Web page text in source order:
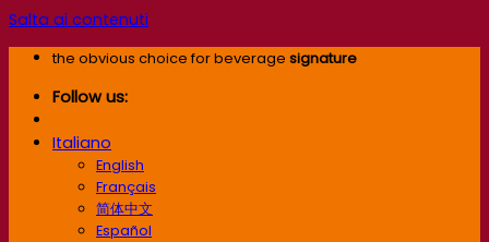
Salta ai contenuti
the obvious choice for beverage signature
Follow us:
Italiano
English
Français
简体中文
Español